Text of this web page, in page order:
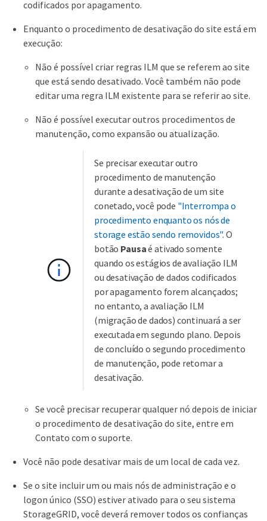
codificados por apagamento.
Enquanto o procedimento de desativação do site está em
execução:
Não é possível criar regras ILM que se referem ao site
que está sendo desativado. Você também não pode
editar uma regra ILM existente para se referir ao site.
Não é possível executar outros procedimentos de
manutenção, como expansão ou atualização.
Se precisar executar outro
procedimento de manutenção
durante a desativação de um site
conetado, você pode "Interrompa o
procedimento enquanto os nós de
storage estão sendo removidos". O
botão Pausaé ativado somente
quando os estágios de avaliação ILM
ou desativação de dados codificados
por apagamento forem alcançados;
no entanto, a avaliação ILM
(migração de dados) continuará a ser
executada em segundo plano. Depois
de concluído o segundo procedimento
de manutenção, pode retomar a
desativação.
Se você precisar recuperar qualquer nó depois de iniciar
o procedimento de desativação do site, entre em
Contato com o suporte.
Você não pode desativar mais de um local de cada vez.
Se o site incluir um ou mais nós de administração e o
logon único (SSO) estiver ativado para o seu sistema
StorageGRID, você deverá remover todos os confianças